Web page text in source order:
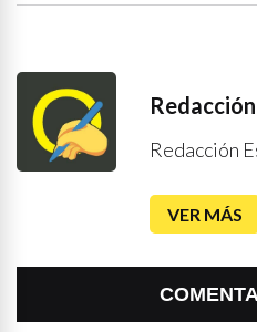
Redacción
VER MÁS